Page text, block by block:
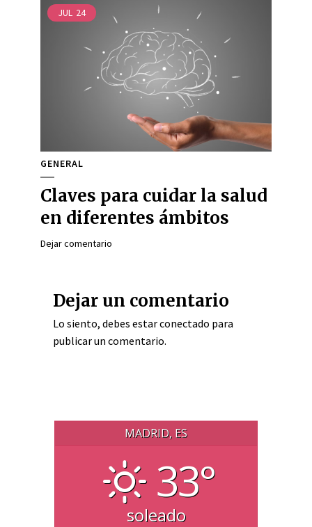
JUL 24
GENERAL
Claves para cuidar la salud
en diferentes ámbitos
Dejar comentario
Dejar un comentario
Lo siento, debes estarconectado para
publicar un comentario.
MADRID, ES
33°
soleado